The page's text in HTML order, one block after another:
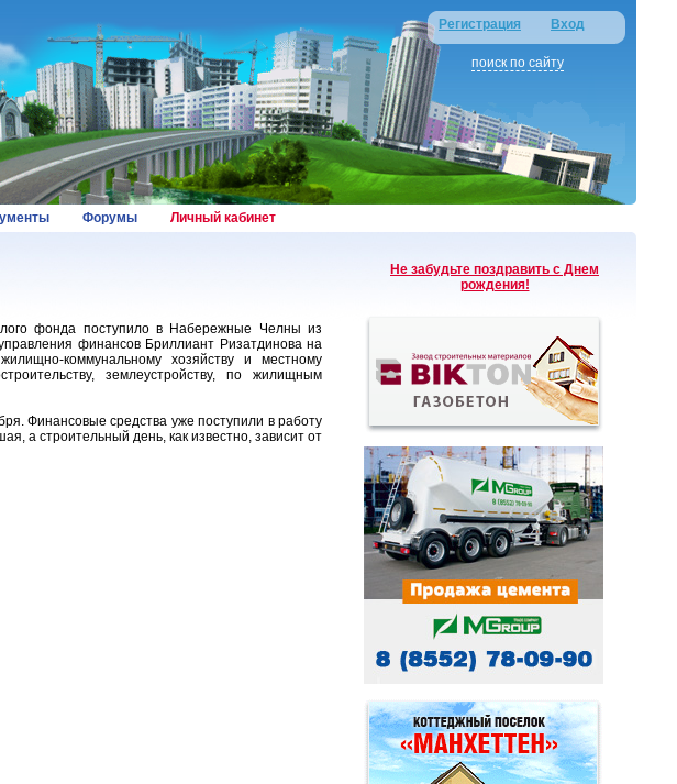
Регистрация Вход
поиск по сайту
Форумы Личный кабинет
фонда поступило в Набережные Челны из
финансов Бриллиант Ризатдинова на
коммунальному хозяйству и местному
землеустройству, по жилищным
Финансовые средства уже поступили в работу
а строительный день, как известно, зависит от
Не забудьте поздравить с Днем
рождения!